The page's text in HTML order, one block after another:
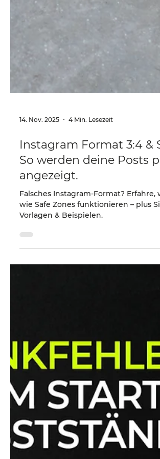
14. Nov. 2025 4 Min. Lesezeit
Instagram Format 3:4 &
So werden deine Posts
angezeigt.
Falsches Instagram-Format? Erfahre,